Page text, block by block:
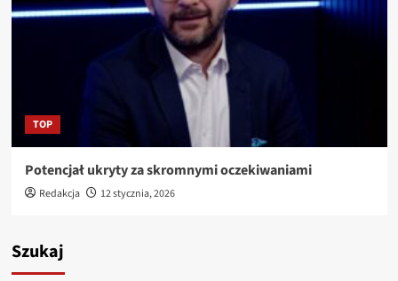
TOP
Potencjał ukryty za skromnymi oczekiwaniami
Redakcja 12 stycznia, 2026
Szukaj